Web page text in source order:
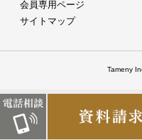
会員専用ページ
サイトマップ
Tameny